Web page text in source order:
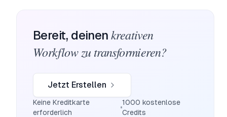
Bereit, deinen kreativen
Workflow zu transformieren?
Jetzt Erstellen
Keine Kreditkarte
erforderlich
1000 kostenlose
Credits